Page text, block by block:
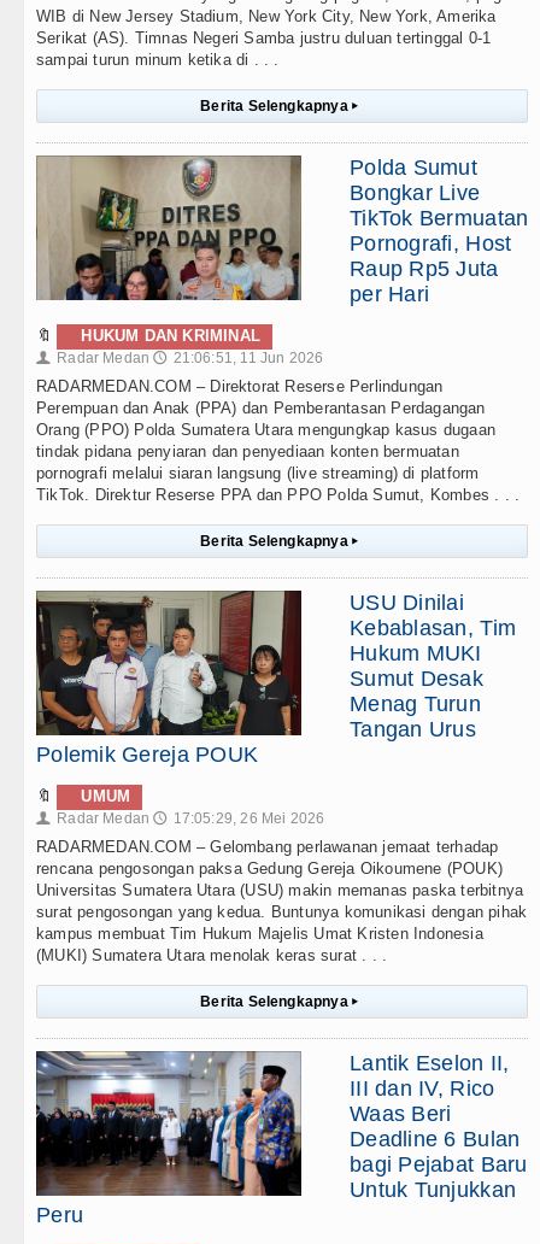
WIB di New Jersey Stadium, New York City, New York, Amerika
Serikat (AS). Timnas Negeri Samba justru duluan tertinggal 0-1
sampai turun minum ketika di . . .
Berita Selengkapnya ▸
Polda Sumut
Bongkar Live
TikTok Bermuatan
Pornografi, Host
Raup Rp5 Juta
per Hari
🔖 HUKUM DAN KRIMINAL
👤 Radar Medan 🕔 21:06:51, 11 Jun 2026
RADARMEDAN.COM – Direktorat Reserse Perlindungan
Perempuan dan Anak (PPA) dan Pemberantasan Perdagangan
Orang (PPO) Polda Sumatera Utara mengungkap kasus dugaan
tindak pidana penyiaran dan penyediaan konten bermuatan
pornografi melalui siaran langsung (live streaming) di platform
TikTok. Direktur Reserse PPA dan PPO Polda Sumut, Kombes . . .
Berita Selengkapnya ▸
USU Dinilai
Kebablasan, Tim
Hukum MUKI
Sumut Desak
Menag Turun
Tangan Urus
Polemik Gereja POUK
🔖 UMUM
👤 Radar Medan 🕔 17:05:29, 26 Mei 2026
RADARMEDAN.COM – Gelombang perlawanan jemaat terhadap
rencana pengosongan paksa Gedung Gereja Oikoumene (POUK)
Universitas Sumatera Utara (USU) makin memanas paska terbitnya
surat pengosongan yang kedua. Buntunya komunikasi dengan pihak
kampus membuat Tim Hukum Majelis Umat Kristen Indonesia
(MUKI) Sumatera Utara menolak keras surat . . .
Berita Selengkapnya ▸
Lantik Eselon II,
III dan IV, Rico
Waas Beri
Deadline 6 Bulan
bagi Pejabat Baru
Untuk Tunjukkan
Peru